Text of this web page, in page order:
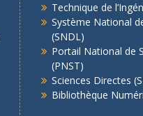
Technique de
Système National
(SNDL)
Portail National de
(PNST)
Sciences Directes
Bibliothèque